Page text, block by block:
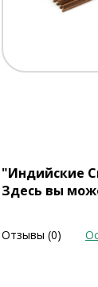
"Индийские
Здесь вы
Отзывы (0)